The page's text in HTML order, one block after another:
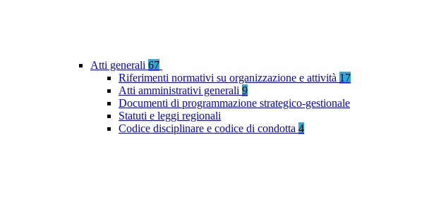
Atti generali 67
Riferimenti normativi su organizzazione e attività 17
Atti amministrativi generali 9
Documenti di programmazione strategico-gestionale
Statuti e leggi regionali
Codice disciplinare e codice di condotta 4